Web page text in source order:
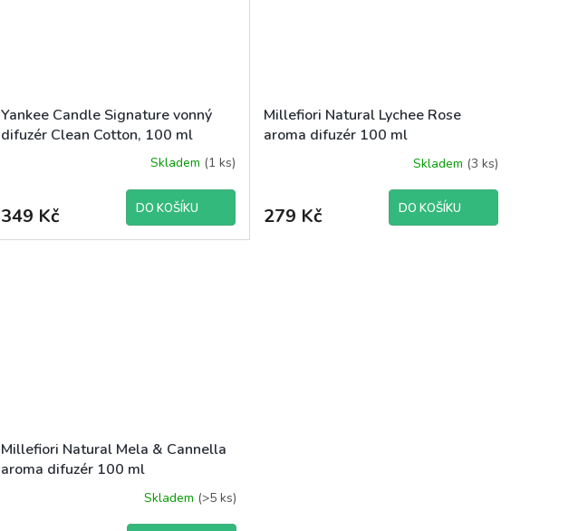
Yankee Candle Signature vonný
difuzér Clean Cotton, 100 ml
Skladem (1 ks)
349 Kč DO KOŠÍKU
Millefiori Natural Lychee Rose
aroma difuzér 100 ml
Skladem (3 ks)
279 Kč DO KOŠÍKU
Millefiori Natural Mela & Cannella
aroma difuzér 100 ml
Skladem (>5 ks)